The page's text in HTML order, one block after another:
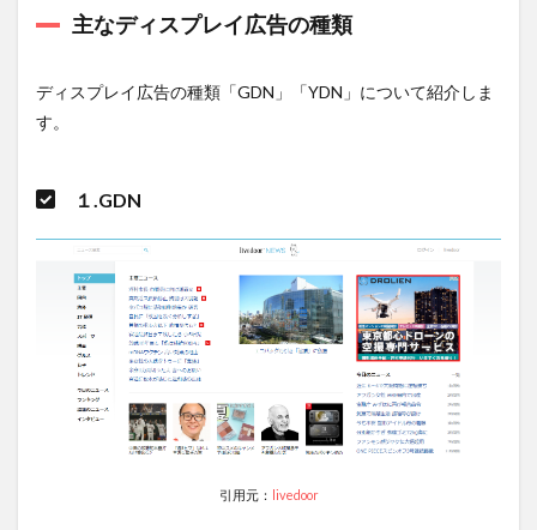
均数
値を
レイ
の種
1.1.1
１.GDN
1.1.2
２.YDN
主なディスプレイ広告の種類
ディスプレイ広告の種類「GDN」「YDN」について紹介しま
す。
１.GDN
引用元： livedoor